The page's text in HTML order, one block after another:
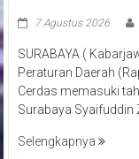
7 Agustus 2026
SURABAYA (
Peraturan Daerah
Cerdas memasuki
Surabaya Syaifuddin
Selengkapnya